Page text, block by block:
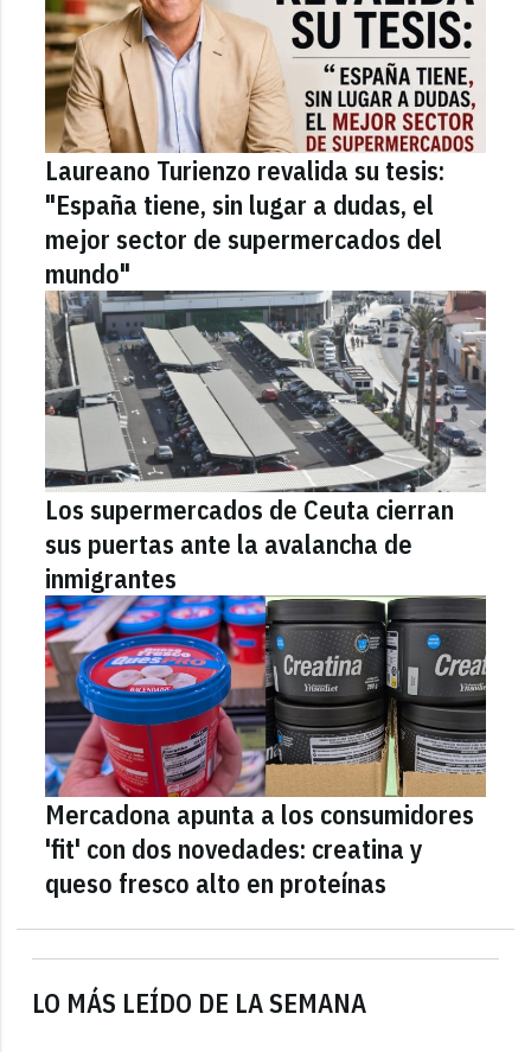
LO MÁS LEÍDO DE LA SEMANA
Laureano Turienzo revalida su tesis:
"España tiene, sin lugar a dudas, el
mejor sector de supermercados del
mundo"
Los supermercados de Ceuta cierran
sus puertas ante la avalancha de
inmigrantes
Mercadona apunta a los consumidores
'fit' con dos novedades: creatina y
queso fresco alto en proteínas